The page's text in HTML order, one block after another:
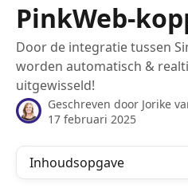
PinkWeb-
Door de integratie tussen
worden automatisch &
uitgewisseld!
Geschreven door Jorike
17 februari 2025
Inhoudsopgave